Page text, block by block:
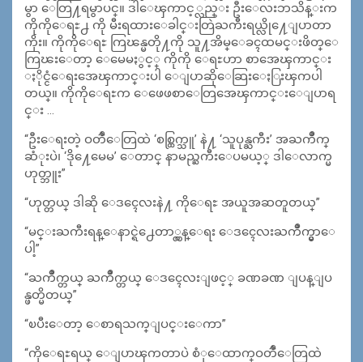
မွာ ေတြ႔ရမွာပင္။ ဒါေၾကာင့္လည္း ဦးေလးဘသိန္းက
ကိုကိုေရႊ႕ ကို မီးရထားေခါင္းတြဲႀကီးရယ္လို႔ေျပာတာ
ကိုး။ ကိုကိုေရႊ ကြၽန္မတို႔ကို သူ႔အိမ္ေခၚထမင္းဖိတ္ေ
ကြၽးေတာ့ ေမေမႏွင့္ ကိုကို ေရႊဟာ စာအေၾကာင္း
ႏိုင္ငံေရးအေၾကာင္းပါ ေျပာဆိုေဆြးေႏြးၾကပါ
တယ္။ ကိုကိုေရႊက ေဖေဖစာေတြအေၾကာင္းေျပာရ
င္း …
“ဦးေရးတဲ့ ဝတၳဳေတြထဲ ‘စစ္ထြက္သူ’ နဲ႔ ‘သူပုန္ႀကီး’ အႀကိဳက္
ဆံုးပဲ၊ ‘ဒို႔ေမေမ’ ေတာင္ နာမည္ႀကီးေပမယ့္ ဒါေလာက္မ
ဟုတ္ဘူး”
“ဟုတ္တယ္ ဒါဆို ေဒၚေလးနဲ႔ ကိုေရႊ အယူအဆတူတယ္”
“မင္းႀကီးရန္ေနာင္ရဲ႕ေတာ္လွန္ေရး ေဒၚေလးႀကိဳက္မွာေ
ပါ့”
“ႀကိဳက္တယ္ ႀကိဳက္တယ္ ေဒၚေလးျဖင့္ ခဏခဏ ျပန္ျပ
န္ဖတ္မိတယ္”
“ၿပီးေတာ့ ေစာရသက္ျပင္းေကာ”
“ကိုေရႊရယ္ ေျပာၾကတာပဲ စံုေထာက္ဝတၳဳေတြထဲ